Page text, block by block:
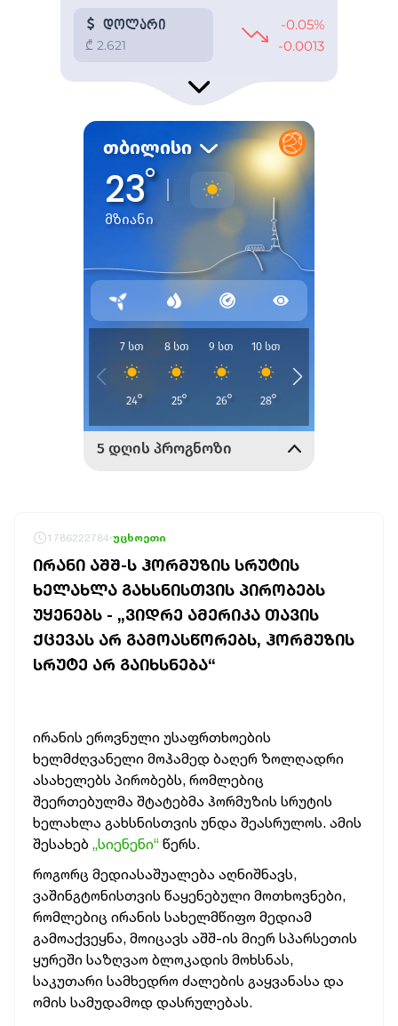
1786222784 უცხოეთი
ᲘᲠᲐᲜᲘ ᲐᲨᲨ-Ს ᲰᲝᲠᲛᲣᲖᲘᲡ ᲡᲠᲣᲢᲘᲡ
ᲮᲔᲚᲐᲮᲚᲐ ᲒᲐᲮᲡᲜᲘᲡᲗᲕᲘᲡ ᲞᲘᲠᲝᲑᲔᲑᲡ
ᲣᲧᲔᲜᲔᲑᲡ - „ᲕᲘᲓᲠᲔ ᲐᲛᲔᲠᲘᲙᲐ ᲗᲐᲕᲘᲡ
ᲥᲪᲔᲕᲐᲡ ᲐᲠ ᲒᲐᲛᲝᲐᲡᲬᲝᲠᲔᲑᲡ, ᲰᲝᲠᲛᲣᲖᲘᲡ
ᲡᲠᲣᲢᲔ ᲐᲠ ᲒᲐᲘᲮᲡᲜᲔᲑᲐ“
ირანის ეროვნული უსაფრთხოების
ხელმძღვანელი მოჰამედ ბაღერ ზოლღადრი
ასახელებს პირობებს, რომლებიც
შეერთებულმა შტატებმა ჰორმუზის სრუტის
ხელახლა გახსნისთვის უნდა შეასრულოს. ამის
შესახებ „სიენენი“ წერს.
როგორც მედიასაშუალება აღნიშნავს,
ვაშინგტონისთვის წაყენებული მოთხოვნები,
რომლებიც ირანის სახელმწიფო მედიამ
გამოაქვეყნა, მოიცავს აშშ-ის მიერ სპარსეთის
ყურეში საზღვაო ბლოკადის მოხსნას,
საკუთარი სამხედრო ძალების გაყვანასა და
ომის სამუდამოდ დასრულებას.